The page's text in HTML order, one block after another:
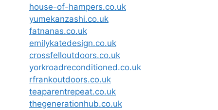
house-of-hampers.co.uk
yumekanzashi.co.uk
fatnanas.co.uk
emilykatedesign.co.uk
crossfelloutdoors.co.uk
yorkroadreconditioned.co.uk
rfrankoutdoors.co.uk
teaparentrepeat.co.uk
thegenerationhub.co.uk